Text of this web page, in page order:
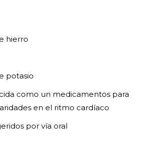
hierro
potasio
como un medicamentos para
en el ritmo cardíaco
por vía oral